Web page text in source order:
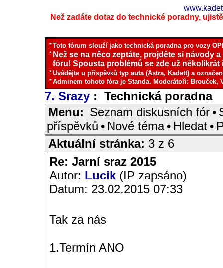
Než zadáte dotaz do technické poradny,
*Toto fórum slouží jako technická poradna pro vozy
* Než se na něco zeptáte, projděte si návody
fóru! Spousta problémů se zde už několikrát
*Uvádějte u příspěvků typ auta (Astra, Kadett) a
*Adminem tohoto fóra je Standa. Moderátoři: Brouček,
7. Srazy : Technická poradna
Menu: Seznam diskusních fór •
příspěvků • Nové téma • Hledat •
Aktuální stránka: 3 z 6
Re: Jarní sraz 2015
Autor: Lucik (IP zapsáno)
Datum: 23.02.2015 07:33
Tak za nás
1.Termín ANO